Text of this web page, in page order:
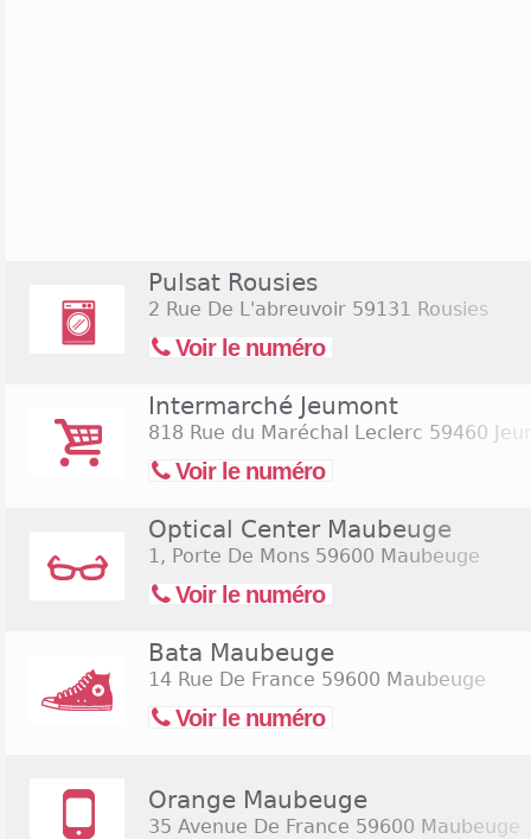
Pulsat Rousies
2 Rue De L'abreuvoir 59131 Rousies
Voir le numéro
Intermarché Jeumont
818 Rue du Maréchal Leclerc 59460
Voir le numéro
Optical Center Maubeuge
1, Porte De Mons 59600 Maubeuge
Voir le numéro
Bata Maubeuge
14 Rue De France 59600 Maubeuge
Voir le numéro
Orange Maubeuge
35 Avenue De France 59600 Maubeuge